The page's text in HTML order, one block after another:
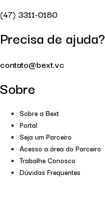
(47) 3311-0180
Precisa de ajuda?
contato@bext.vc
Sobre
Sobre a Bext
Portal
Seja um Parceiro
Acesso a área do Parceiro
Trabalhe Conosco
Dúvidas Frequentes